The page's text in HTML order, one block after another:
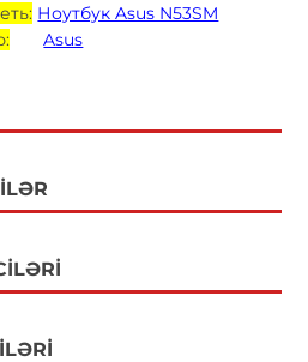
Ноутбук Asus N53SM
Asus